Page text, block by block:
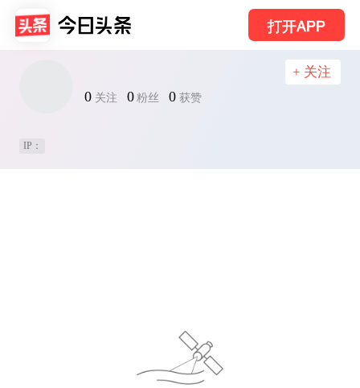
打开APP
0 关注 0 粉丝 0 获赞
+ 关注
IP：